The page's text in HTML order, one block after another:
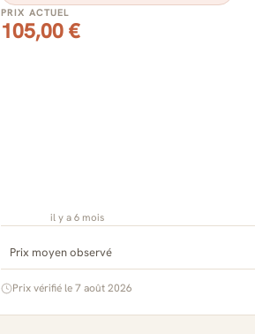
PRIX ACTUEL
105,00 €
il y a 6 mois
Prix moyen observé
Prix vérifié le 7 août 2026